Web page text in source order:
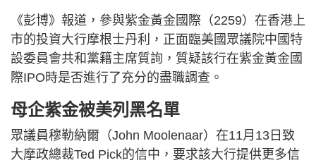
《彭博》報道，參與紫金黃金國際（2259）在香港上
市的投資大行摩根士丹利，正面臨美國眾議院中國特
設委員會共和黨籍主席質詢，質疑該行在紫金黃金國
際IPO時是否進行了充分的盡職調查。
母企紫金被美列黑名單
眾議員穆勒納爾（John Moolenaar）在11月13日致
大摩政總裁Ted Pick的信中，要求該大行提供更多信